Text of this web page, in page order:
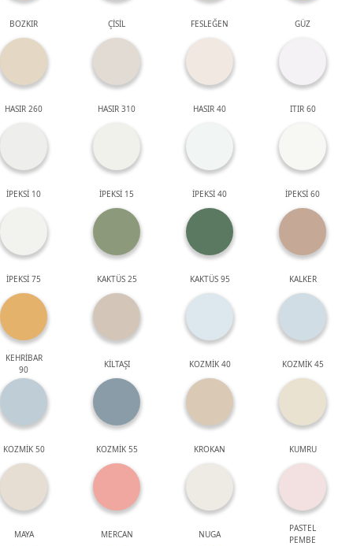
BOZKIR ÇİSİL FESLEĞEN GÜZ
HASIR 260 HASIR 310 HASIR 40 ITIR 60
İPEKSİ 10 İPEKSİ 15 İPEKSİ 40 İPEKSİ 60
İPEKSİ 75 KAKTÜS 25 KAKTÜS 95 KALKER
KEHRİBAR
90
KİLTAŞI KOZMİK 40 KOZMİK 45
KOZMİK 50 KOZMİK 55 KROKAN KUMRU
MAYA MERCAN NUGA
PASTEL
PEMBE